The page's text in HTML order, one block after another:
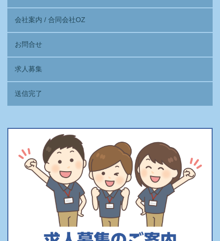
会社案内 / 合同会社OZ
お問合せ
求人募集
送信完了